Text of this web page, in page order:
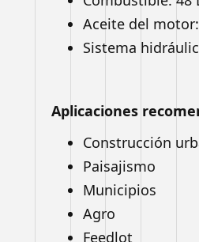
Aceite del
Sistema
Aplicaciones
Construcción
Paisajismo
Municipios
Agro
Feedlot